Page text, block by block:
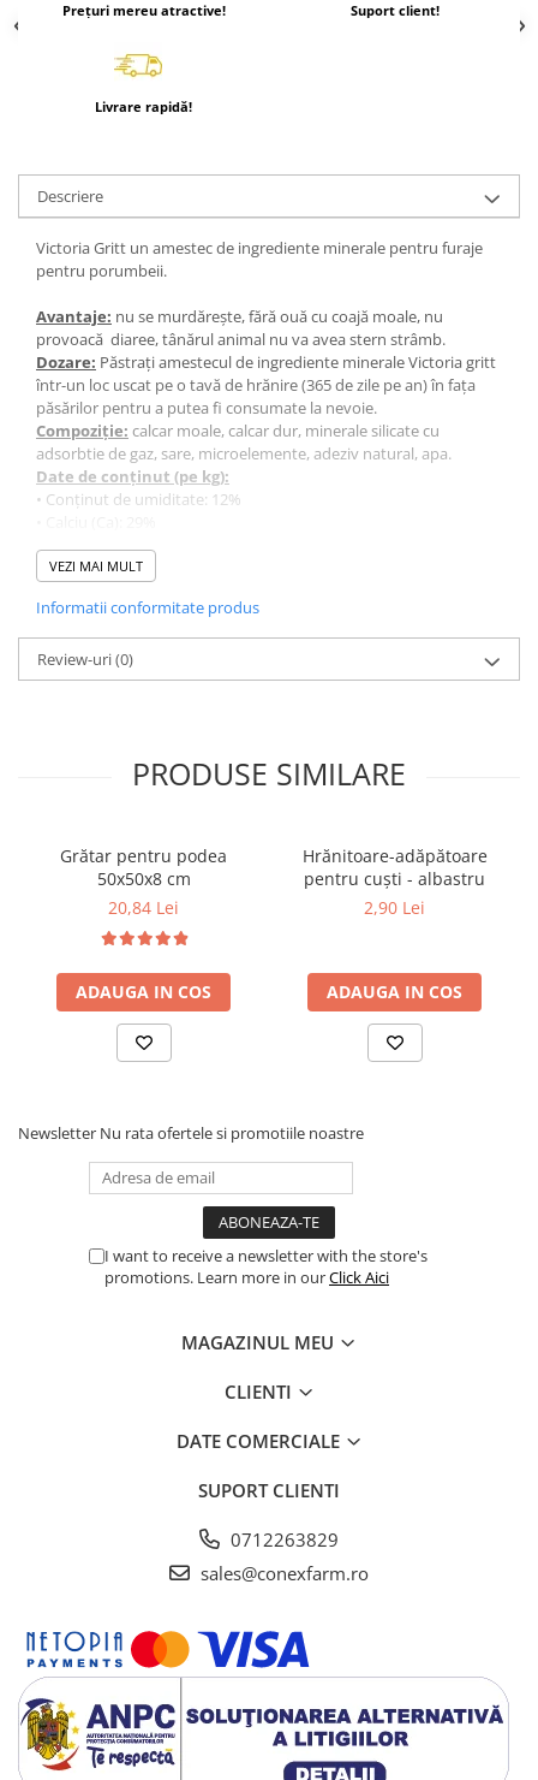
Prețuri mereu atractive! Suport client!
Livrare rapidă!
Descriere
Victoria Gritt un amestec de ingrediente minerale pentru furaje
pentru porumbeii.
Avantaje: nu se murdărește, fără ouă cu coajă moale, nu
provoacă diaree, tânărul animal nu va avea stern strâmb.
Dozare: Păstrați amestecul de ingrediente minerale Victoria gritt
într-un loc uscat pe o tavă de hrănire (365 de zile pe an) în fața
păsărilor pentru a putea fi consumate la nevoie.
Compoziție: calcar moale, calcar dur, minerale silicate cu
adsorbtie de gaz, sare, microelemente, adeziv natural, apa.
Date de conținut (pe kg):
• Conținut de umiditate: 12%
• Carbohidrați: 3%
• Fier (Fe) (E1): 560 mg
VEZI MAI MULT
Informatii conformitate produs
Review-uri(0)
PRODUSE SIMILARE
Grătar pentru podea
50x50x8 cm
20,84 Lei
ADAUGA IN COS
Hrănitoare-adăpătoare
pentru cuști - albastru
2,90 Lei
ADAUGA IN COS
Newsletter Nu rata ofertele si promotiile noastre
I want to receive a newsletter with the store's
promotions. Learn more in ourClick Aici
MAGAZINUL MEU
CLIENTI
DATE COMERCIALE
SUPORT CLIENTI
0712263829
sales@conexfarm.ro